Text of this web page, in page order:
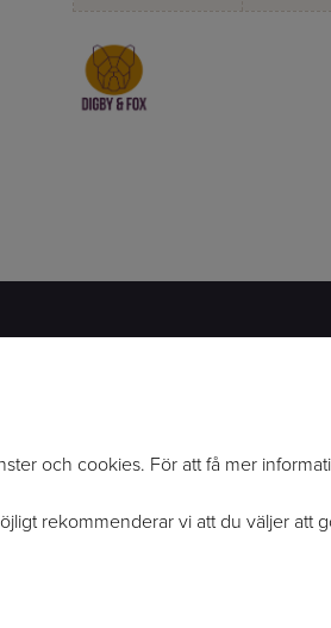
INSTAGRAM
och cookies. För att få mer
rekommenderar vi att du väljer att